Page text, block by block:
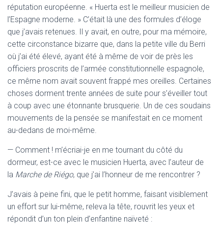
réputation européenne. « Huerta est le meilleur musicien de
l’Espagne moderne. » C’était là une des formules d’éloge
que j’avais retenues. Il y avait, en outre, pour ma mémoire,
cette circonstance bizarre que, dans la petite ville du Berri
où j’ai été élevé, ayant été à même de voir de près les
officiers proscrits de l’armée constitutionnelle espagnole,
ce même nom avait souvent frappé mes oreilles. Certaines
choses dorment trente années de suite pour s’éveiller tout
à coup avec une étonnante brusquerie. Un de ces soudains
mouvements de la pensée se manifestait en ce moment
au-dedans de moi-même.
— Comment ! m’écriai-je en me tournant du côté du
dormeur, est-ce avec le musicien Huerta, avec l’auteur de
la Marche de Riégo, que j’ai l’honneur de me rencontrer ?
J’avais à peine fini, que le petit homme, faisant visiblement
un effort sur lui-même, releva la tête, rouvrit les yeux et
répondit d’un ton plein d’enfantine naïveté :